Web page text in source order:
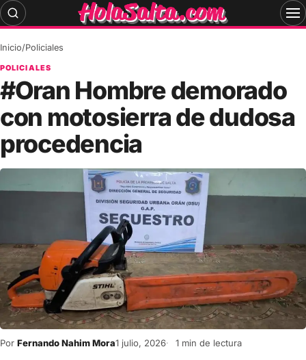
Skip
to
Inicio/Policiales
POLICIALES
#Oran Hombre demorado
con motosierra de dudosa
procedencia
Por Fernando Nahim Mora1 julio, 2026 1 min de lectura